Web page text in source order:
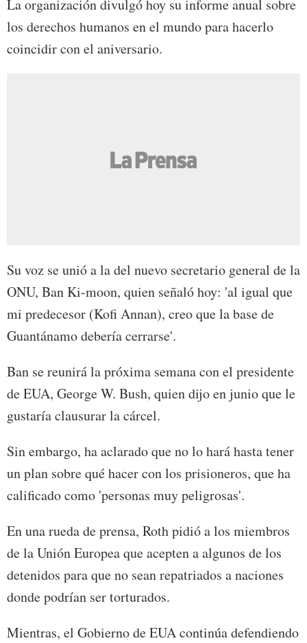
La organización divulgó hoy su informe anual sobre
los derechos humanos en el mundo para hacerlo
coincidir con el aniversario.
Su voz se unió a la del nuevo secretario general de la
ONU, Ban Ki-moon, quien señaló hoy: 'al igual que
mi predecesor (Kofi Annan), creo que la base de
Guantánamo debería cerrarse'.
Ban se reunirá la próxima semana con el presidente
de EUA, George W. Bush, quien dijo en junio que le
gustaría clausurar la cárcel.
Sin embargo, ha aclarado que no lo hará hasta tener
un plan sobre qué hacer con los prisioneros, que ha
calificado como 'personas muy peligrosas'.
En una rueda de prensa, Roth pidió a los miembros
de la Unión Europea que acepten a algunos de los
detenidos para que no sean repatriados a naciones
donde podrían ser torturados.
Mientras, el Gobierno de EUA continúa defendiendo